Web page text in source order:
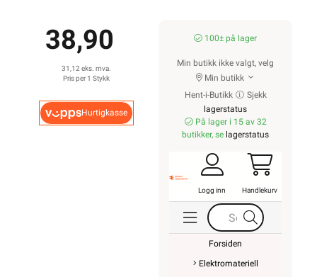
38,90
31,12 eks. mva.
Pris per 1 Stykk
Hurtigkasse
100± på lager
Min butikk ikke valgt, velg
Min butikk
Hent-i-Butikk
Sjekk
lagerstatus
På lager i 15 av 32
butikker, se lagerstatus
Logg inn Handlekurv
Forsiden
Elektromateriell